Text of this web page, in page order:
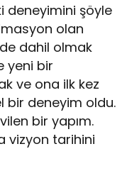
deneyimini şöyle
olan
dahil olmak
yeni bir
ve ona ilk kez
bir deneyim oldu.
bir yapım.
vizyon tarihini